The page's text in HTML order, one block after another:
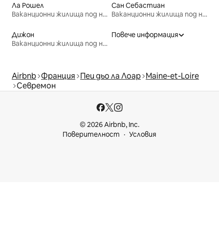
Ла Рошел
Ваканционни жилища под наем
Сан Себастиан
Ваканционни жилища под наем
Дижон
Ваканционни жилища под наем
Повече информация
Airbnb Франция Пеи дьо ла Лоар Maine-et-Loire
Севремон
© 2026 Airbnb, Inc.
Поверителност
Условия